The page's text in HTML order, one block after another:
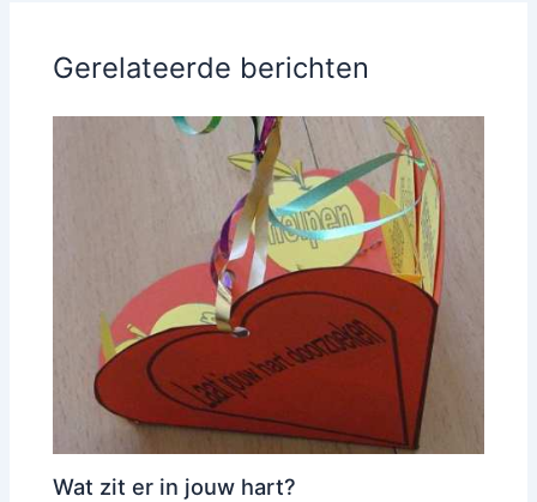
Gerelateerde berichten
Wat zit er in jouw hart?